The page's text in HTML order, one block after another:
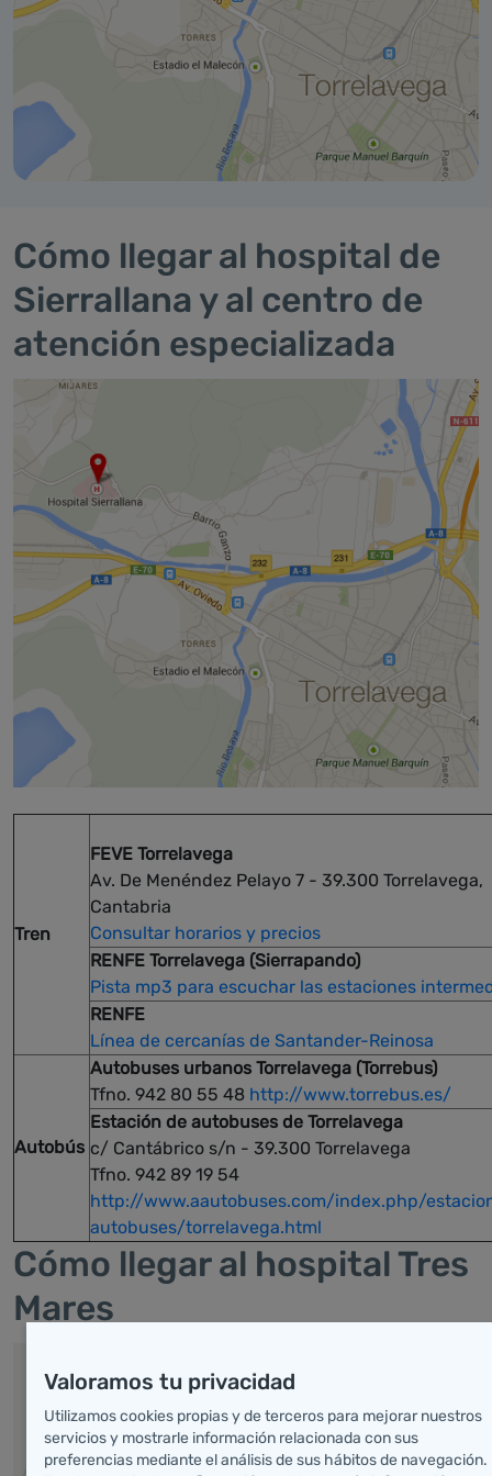
Cómo llegar al hospital de
Sierrallana y al centro de
atención especializada
Tren
FEVE Torrelavega
Av. De Menéndez Pelayo 7 - 39.300 Torrelavega,
Cantabria
Consultar horarios y precios
RENFE Torrelavega (Sierrapando)
Pista mp3 para escuchar las estaciones
RENFE
Línea de cercanías de Santander-Reinosa
Autobús
Autobuses urbanos Torrelavega (Torrebus)
Tfno. 942 80 55 48 http://www.torrebus.es/
Estación de autobuses de Torrelavega
c/ Cantábrico s/n - 39.300 Torrelavega
Tfno. 942 89 19 54
http://www.aautobuses.com/index.php/
autobuses/torrelavega.html
Cómo llegar al hospital Tres
Mares
Valoramos tu privacidad
Utilizamos cookies propias y de terceros para mejorar nuestros
servicios y mostrarle información relacionada con sus
preferencias mediante el análisis de sus hábitos de navegación.